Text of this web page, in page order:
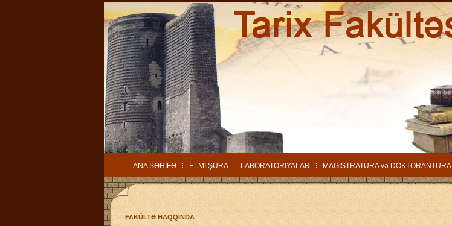
ANA SƏHİFƏ ELMİ ŞURA LABORATORİYALAR MAGİSTRATURA və DOKTORANTURA
FAKÜLTƏ HAQQINDA